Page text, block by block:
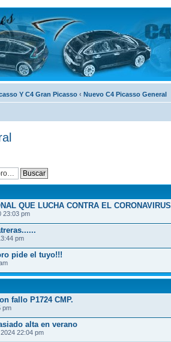
Y C4 Gran Picasso ‹ Nuevo C4 Picasso General
QUE LUCHA CONTRA EL CORONAVIRUS
23:03 pm
pm
pide el tuyo!!!
fallo P1724 CMP.
pm
alta en verano
22:04 pm